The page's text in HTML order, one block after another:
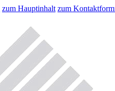
zum Hauptinhalt zum